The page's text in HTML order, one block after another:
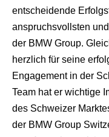
entscheidende
anspruchsvollsten
der BMW Group.
herzlich für seine
Engagement in der
Team hat er wichtige
des Schweizer
der BMW Group